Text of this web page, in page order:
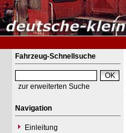
Fahrzeug-Schnellsuche
zur erweiterten Suche
Navigation
Einleitung